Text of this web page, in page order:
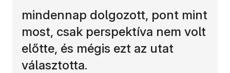
mindennap dolgozott, pont mint
most, csak perspektíva nem volt
előtte, és mégis ezt az utat
választotta.